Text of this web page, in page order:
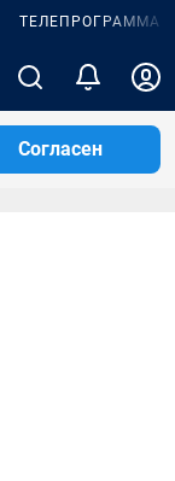
ТЕЛЕПРОГРАММА
Согласен